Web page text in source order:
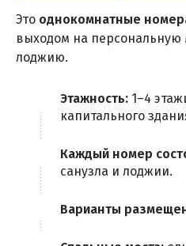
Это однокомнатные
выходом на
лоджию.
Этажность: 1–4
капитального
Каждый номер
санузла и лоджии.
Варианты